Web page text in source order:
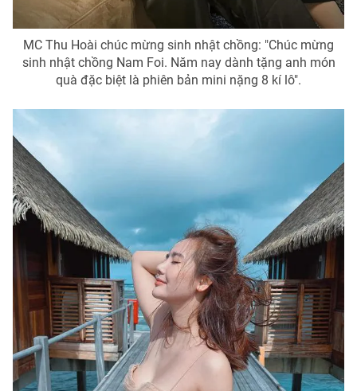
MC Thu Hoài chúc mừng sinh nhật chồng: "Chúc mừng
sinh nhật chồng Nam Foi. Năm nay dành tặng anh món
quà đặc biệt là phiên bản mini nặng 8 kí lô".